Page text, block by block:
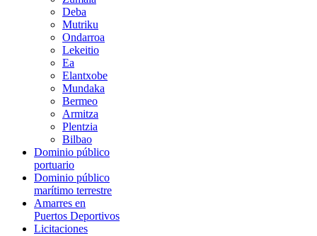
Deba
Mutriku
Ondarroa
Lekeitio
Ea
Elantxobe
Mundaka
Bermeo
Armitza
Plentzia
Bilbao
Dominio público
portuario
Dominio público
marítimo terrestre
Amarres en
Puertos Deportivos
Licitaciones